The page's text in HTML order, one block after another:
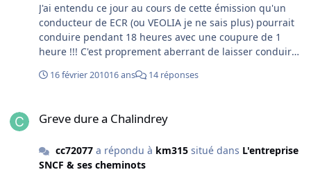
J'ai entendu ce jour au cours de cette émission qu'un
conducteur de ECR (ou VEOLIA je ne sais plus) pourrait
conduire pendant 18 heures avec une coupure de 1
heure !!! C'est proprement aberrant de laisser conduire
peut empécher cela ? A vous lire car si c'est possible,
16 février 201016 ans 14 réponses
Greve dure a Chalindrey
cc72077a répondu à km315situé dans L'entreprise
SNCF & ses cheminots